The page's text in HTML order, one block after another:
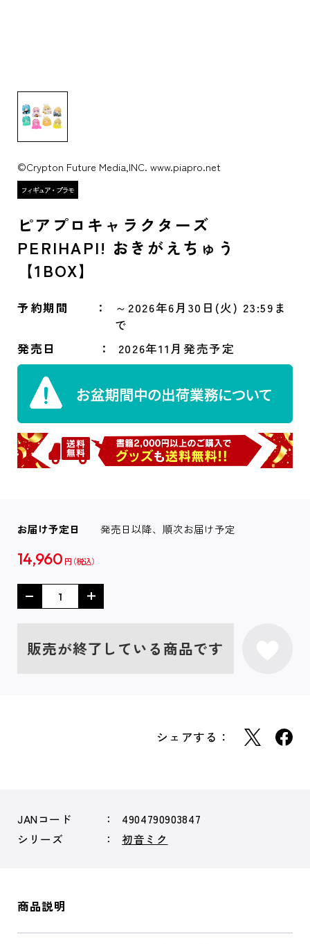
©Crypton Future Media,INC. www.piapro.net
ピアプロキャラクターズ
PERIHAPI! おきがえちゅう
【1BOX】
予約期間
～2026年6月30日(火) 23:59ま
で
発売日
2026年11月発売予定
お届け予定日 発売日以降、順次お届け予定
14,960 円
販売が終了している商品です
シェアする：
JANコード
4904790903847
シリーズ
初音ミク
商品説明